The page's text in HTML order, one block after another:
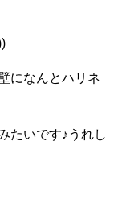
になんとハリネ
たいです♪うれし